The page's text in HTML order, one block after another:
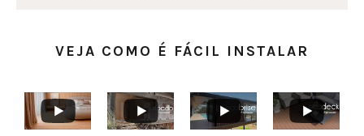
VEJA COMO É FÁCIL INSTALAR